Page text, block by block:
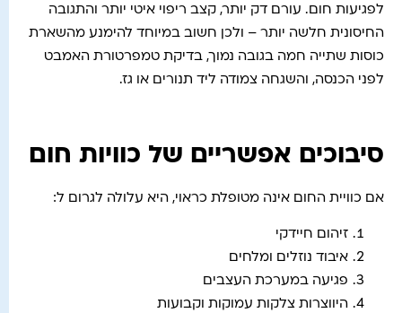
לפגיעות חום. עורם דק יותר, קצב ריפוי איטי יותר והתגובה
החיסונית חלשה יותר – ולכן חשוב במיוחד להימנע מהשארת
כוסות שתייה חמה בגובה נמוך, בדיקת טמפרטורת האמבט
לפני הכנסה, והשגחה צמודה ליד תנורים או גז.
סיבוכים אפשריים של כוויות חום
אם כוויית החום אינה מטופלת כראוי, היא עלולה לגרום ל:
זיהום חיידקי
איבוד נוזלים ומלחים
פגיעה במערכת העצבים
היווצרות צלקות עמוקות וקבועות